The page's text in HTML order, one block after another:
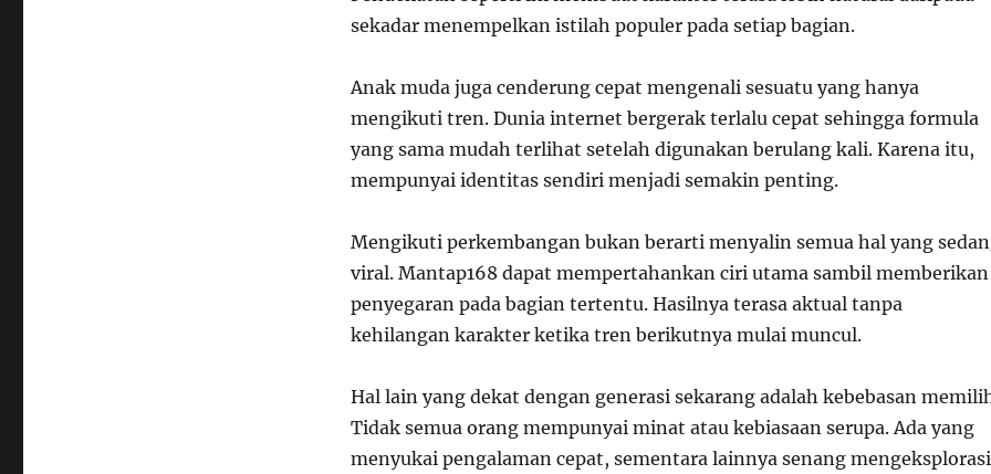
sekadar menempelkan istilah populer pada setiap bagian.
Anak muda juga cenderung cepat mengenali sesuatu yang hanya
mengikuti tren. Dunia internet bergerak terlalu cepat sehingga formula
yang sama mudah terlihat setelah digunakan berulang kali. Karena itu,
mempunyai identitas sendiri menjadi semakin penting.
Mengikuti perkembangan bukan berarti menyalin semua hal yang
viral. Mantap168 dapat mempertahankan ciri utama sambil memberikan
penyegaran pada bagian tertentu. Hasilnya terasa aktual tanpa
kehilangan karakter ketika tren berikutnya mulai muncul.
Hal lain yang dekat dengan generasi sekarang adalah kebebasan
Tidak semua orang mempunyai minat atau kebiasaan serupa. Ada yang
menyukai pengalaman cepat, sementara lainnya senang mengeksplorasi